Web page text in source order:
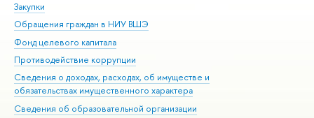
Закупки
Обращения граждан в НИУ ВШЭ
Фонд целевого капитала
Противодействие коррупции
Сведения о доходах, расходах, об имуществе и
обязательствах имущественного характера
Сведения об образовательной организации